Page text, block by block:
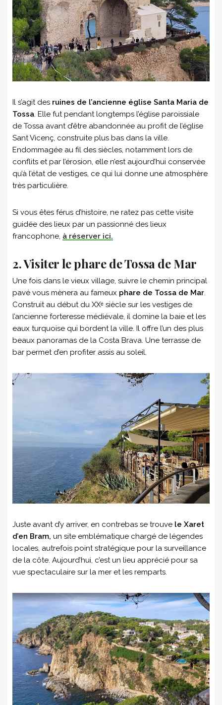
Il s’agit des ruines de l’ancienne église Santa Maria de
Tossa. Elle fut pendant longtemps l’église paroissiale
de Tossa avant d’être abandonnée au profit de l’église
Sant Vicenç, construite plus bas dans la ville.
Endommagée au fil des siècles, notamment lors de
conflits et par l’érosion, elle n’est aujourd’hui conservée
qu’à l’état de vestiges, ce qui lui donne une atmosphère
très particulière.
Si vous êtes férus d’histoire, ne ratez pas cette visite
guidée des lieux par un passionné des lieux
francophone, à réserver ici.
2. Visiter le phare de Tossa de Mar
Une fois dans le vieux village, suivre le chemin principal
pavé vous mènera au fameux phare de Tossa de Mar.
Construit au début du XXᵉ siècle sur les vestiges de
l’ancienne forteresse médiévale, il domine la baie et les
eaux turquoise qui bordent la ville. Il offre l’un des plus
beaux panoramas de la Costa Brava. Une terrasse de
bar permet d’en profiter assis au soleil.
Juste avant d’y arriver, en contrebas se trouve le Xaret
d’en Bram, un site emblématique chargé de légendes
locales, autrefois point stratégique pour la surveillance
de la côte. Aujourd’hui, c’est un lieu apprécié pour sa
vue spectaculaire sur la mer et les remparts.